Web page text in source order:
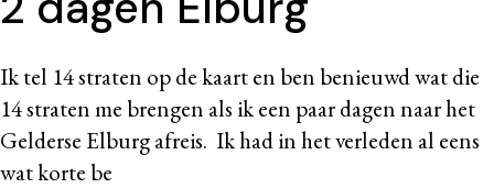
Ik tel 14 straten op de kaart en ben benieuwd wat die
14 straten me brengen als ik een paar dagen naar het
Gelderse Elburg afreis. Ik had in het verleden al eens
wat korte be